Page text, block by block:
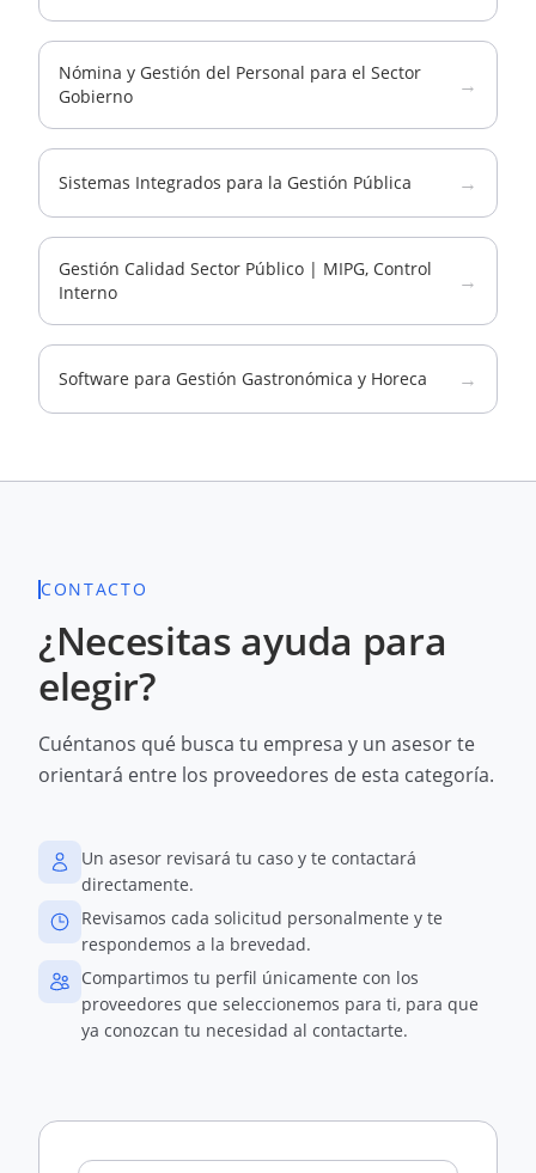
Nómina y Gestión del Personal para el Sector
Gobierno
→
Sistemas Integrados para la Gestión Pública →
Gestión Calidad Sector Público | MIPG, Control
Interno
→
Software para Gestión Gastronómica y Horeca →
CONTACTO
¿Necesitas ayuda para
elegir?
Cuéntanos qué busca tu empresa y un asesor te
orientará entre los proveedores de esta categoría.
Un asesor revisará tu caso y te contactará
directamente.
Revisamos cada solicitud personalmente y te
respondemos a la brevedad.
Compartimos tu perfil únicamente con los
proveedores que seleccionemos para ti, para que
ya conozcan tu necesidad al contactarte.